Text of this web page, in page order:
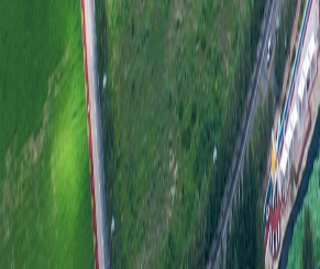
五、
六、
（一